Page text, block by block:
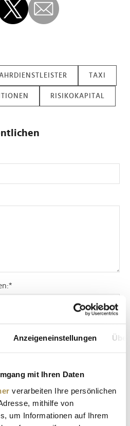
Anzeigeneinstellungen
mit Ihren Daten
verarbeiten Ihre persönlichen
mithilfe von
um Informationen auf Ihrem
TAXI
RISIKOKAPITAL
*
ABSENDEN